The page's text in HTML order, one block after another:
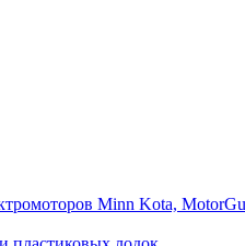
Minn Kota,